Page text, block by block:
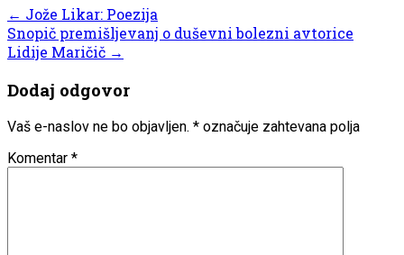
← Jože Likar: Poezija
Snopič premišljevanj o duševni bolezni avtorice
Lidije Maričič →
Dodaj odgovor
Vaš e-naslov ne bo objavljen. * označuje zahtevana polja
Komentar *